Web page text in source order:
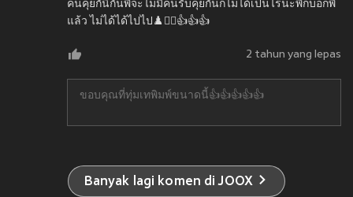
คนคุยกันึกันพี่จะไม่มีคนรับคุยกันก็ไม่ได้เป็นไรนะพี่ก็บอกพี่
แล้ว ไม่ได้ได้ไปไป♟️❤️‍🔥👍👍👍
2 tahun yang lepas
ขอบคุณที่ทุ่มเทพิมพ์ขนาดนี้👍👍👍👍👍
Banyak lagi komen di JOOX